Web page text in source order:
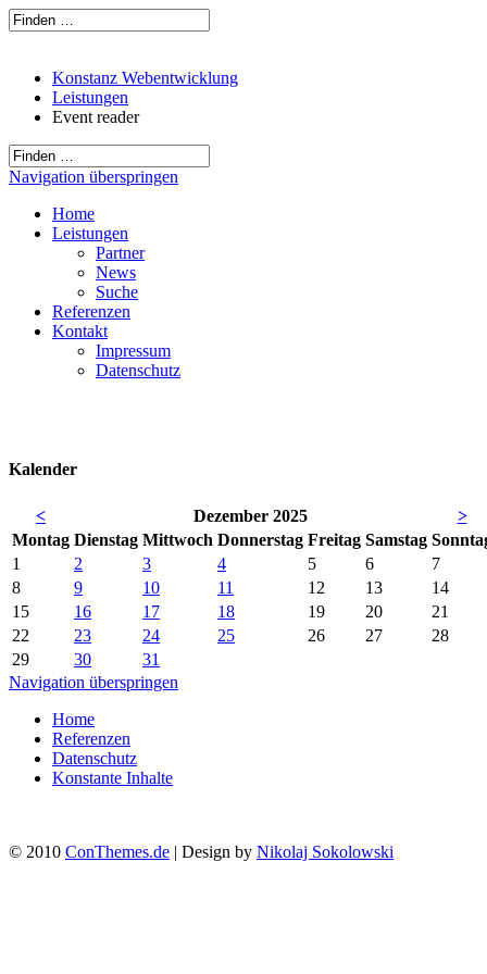
Konstanz Webentwicklung
Leistungen
Event reader
Navigation überspringen
Home
Leistungen
Partner
News
Suche
Referenzen
Kontakt
Impressum
Datenschutz
Kalender
< Dezember 2025
>
Montag Dienstag Mittwoch Donnerstag Freitag Samstag So
1
2 3 4 5 6
7
8
9 10 11 12 13
14
15
16 17 18 19 20
21
22
23 24 25 26 27
28
29
30
31
Navigation überspringen
Home
Referenzen
Datenschutz
Konstante Inhalte
© 2010 ConThemes.de | Design by Nikolaj Sokolowski